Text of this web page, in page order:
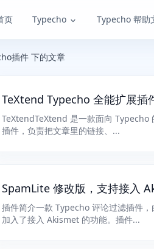
页 Typecho Typecho 帮助
插件 下的文章
TeXtend Typecho 全能扩展插
TeXtendTeXtend 是一款面向 Typecho
插件，负责把文章里的链接、...
SpamLite 修改版，支持接入
Typecho 评论过滤插件
插件简介一款 Typecho 评论过滤插件，
加入了接入 Akismet 的功能。插件...